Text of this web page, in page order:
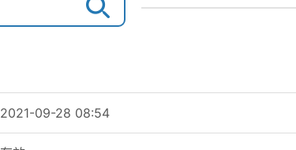
2021-09-28 08:54